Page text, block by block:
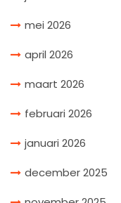
mei 2026
april 2026
maart 2026
februari 2026
januari 2026
december 2025